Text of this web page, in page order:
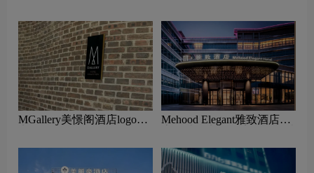
MGallery美憬阁酒店logo含
Mehood Elegant雅致酒店标